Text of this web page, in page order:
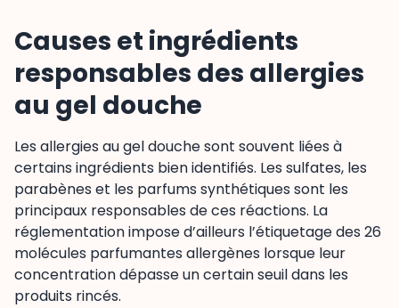
Causes et ingrédients
responsables des allergies
au gel douche
Les allergies au gel douche sont souvent liées à
certains ingrédients bien identifiés. Les sulfates, les
parabènes et les parfums synthétiques sont les
principaux responsables de ces réactions. La
réglementation impose d’ailleurs l’étiquetage des 26
molécules parfumantes allergènes lorsque leur
concentration dépasse un certain seuil dans les
produits rincés.